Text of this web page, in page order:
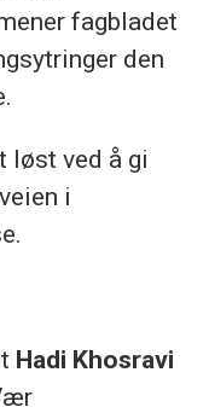
fagbladet
den
løst ved å gi
i
Hadi Khosravi